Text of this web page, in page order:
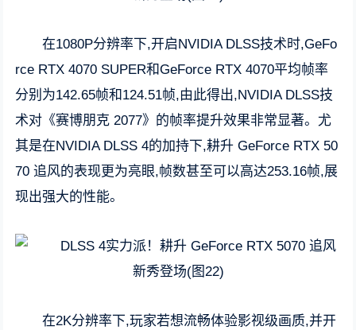
在1080P分辨率下,开启NVIDIA DLSS技术时,GeFo
rce RTX 4070 SUPER和GeForce RTX 4070平均帧率
分别为142.65帧和124.51帧,由此得出,NVIDIA DLSS技
术对《赛博朋克 2077》的帧率提升效果非常显著。尤
其是在NVIDIA DLSS 4的加持下,耕升 GeForce RTX 50
70 追风的表现更为亮眼,帧数甚至可以高达253.16帧,展
现出强大的性能。
在2K分辨率下,玩家若想流畅体验影视级画质,并开